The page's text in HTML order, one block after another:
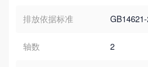
排放依据标准
轴数 2